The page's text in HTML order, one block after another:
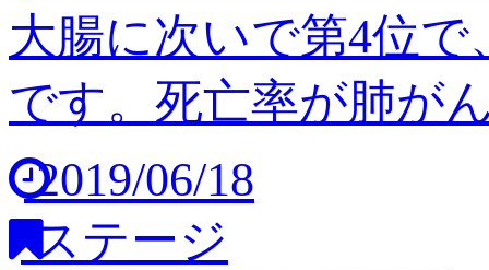
大腸に次いで第4位で
です。死亡率が肺が
2019/06/18
ステージ